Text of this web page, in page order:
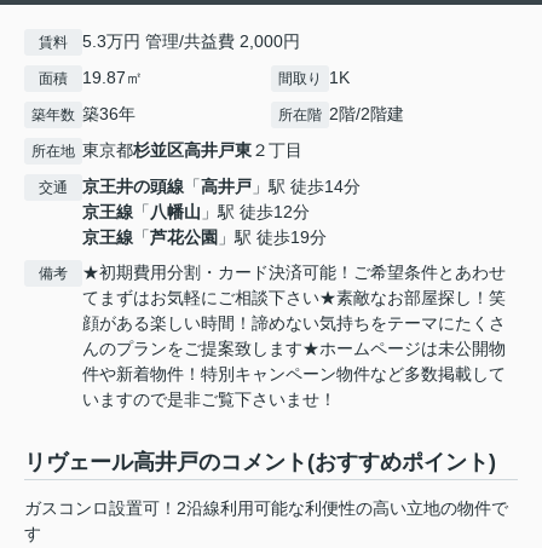
賃料 5.3万円 管理/共益費 2,000円
面積 19.87㎡ 間取り 1K
築年数 築36年 所在階 2階/2階建
所在地 東京都杉並区高井戸東２丁目
交通 京王井の頭線 「高井戸 」駅 徒歩14分
京王線 「八幡山 」駅 徒歩12分
京王線 「芦花公園 」駅 徒歩19分
備考
★初期費用分割・カード決済可能！ご希望条件とあわせ
てまずはお気軽にご相談下さい★素敵なお部屋探し！笑
顔がある楽しい時間！諦めない気持ちをテーマにたくさ
んのプランをご提案致します★ホームページは未公開物
件や新着物件！特別キャンペーン物件など多数掲載して
いますので是非ご覧下さいませ！
リヴェール高井戸のコメント(おすすめポイント)
ガスコンロ設置可！2沿線利用可能な利便性の高い立地の物件で
す